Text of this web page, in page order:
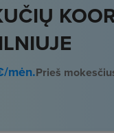
mėn.Prieš